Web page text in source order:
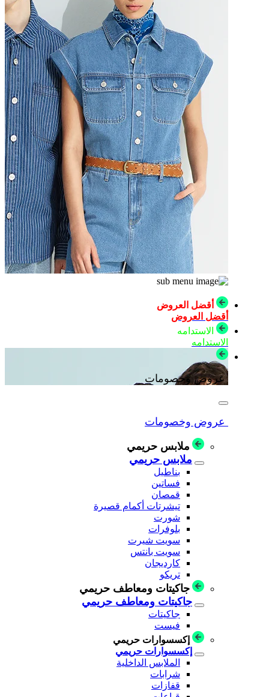
أقضل العروض
أقضل العروض
الاستدامه
الاستدامه
عروض وخصومات
عروض وخصومات
ملابس حريمي
ملابس حريمي
بناطيل
فساتين
قمصان
تيشرتات أكمام قصيرة
شورت
بلوفرات
سويت شيرت
سويت بانتس
كارديجان
تريكو
جاكيتات ومعاطف حريمي
جاكيتات ومعاطف حريمي
جاكيتات
فيست
إكسسوارات حريمي
إكسسوارات حريمي
الملابس الداخلية
شرابات
قفازات